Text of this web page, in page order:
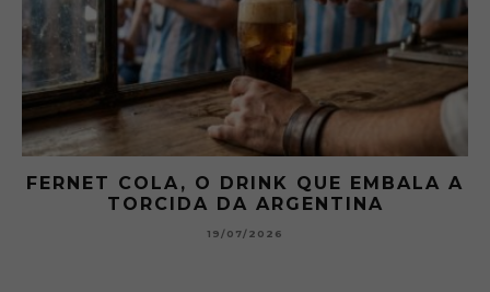
FERNET COLA, O DRINK QUE EMBALA A
TORCIDA DA ARGENTINA
19/07/2026